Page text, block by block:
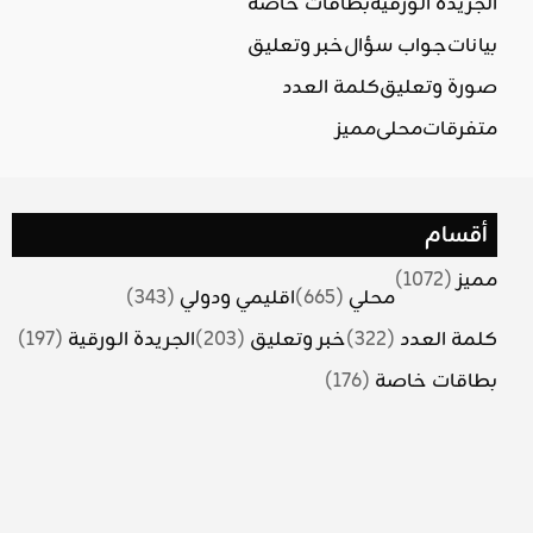
بياناتجواب سؤالخبر وتعليق
صورة وتعليقكلمة العدد
متفرقاتمحليمميز
أقسام
مميز(1072)
محلي (665) اقليمي ودولي (343)
كلمة العدد (322) خبر وتعليق (203) الجريدة الورقية (197)
بطاقات خاصة (176)